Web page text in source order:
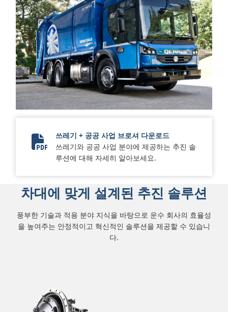
SA7696EN RefuseKeystone Brochure SA7696EN.pdf.pdf
쓰레기 + 공공 사업 브로셔 다운로드
쓰레기와 공공 사업 분야에 제공하는 추진 솔
루션에 대해 자세히 알아보세요.
차대에 맞게 설계된 추진 솔루션
풍부한 기술과 적용 분야 지식을 바탕으로 운수 회사의 효율성
을 높여주는 안정적이고 혁신적인 솔루션을 제공할 수 있습니
다.